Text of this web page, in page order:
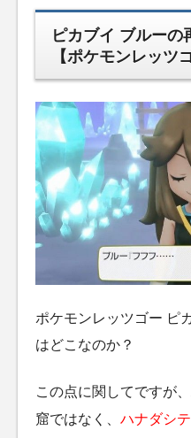
ピカブイ ブルーの
【ポケモンレッツ
ポケモンレッツゴー ピ
はどこなのか？
この点に関してですが
窟ではなく、 ハナダシ